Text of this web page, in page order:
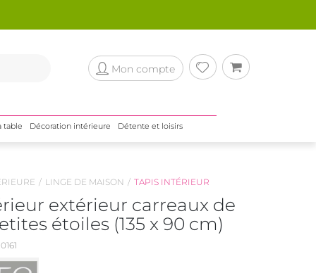
Mon compte
table Décoration intérieure Détente et loisirs
LINGE DE MAISON TAPIS INTÉRIEUR
extérieur carreaux de
étoiles (135 x 90 cm)